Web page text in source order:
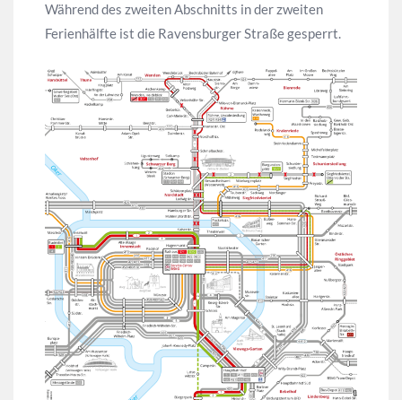
Während des zweiten Abschnitts in der zweiten
Ferienhälfte ist die Ravensburger Straße gesperrt.